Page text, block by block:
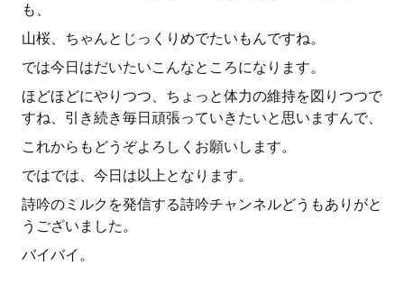
も、
山桜、ちゃんとじっくりめでたいもんですね。
では今日はだいたいこんなところになります。
ほどほどにやりつつ、ちょっと体力の維持を図りつつで
すね、引き続き毎日頑張っていきたいと思いますんで、
これからもどうぞよろしくお願いします。
ではでは、今日は以上となります。
詩吟のミルクを発信する詩吟チャンネルどうもありがと
うございました。
バイバイ。